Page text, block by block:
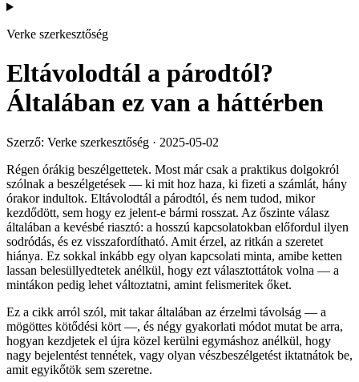
Verke szerkesztőség
Eltávolodtál a párodtól?
Általában ez van a háttérben
Szerző: Verke szerkesztőség · 2025-05-02
Régen órákig beszélgettetek. Most már csak a praktikus dolgokról
szólnak a beszélgetések — ki mit hoz haza, ki fizeti a számlát, hány
órakor indultok. Eltávolodtál a párodtól, és nem tudod, mikor
kezdődött, sem hogy ez jelent-e bármi rosszat. Az őszinte válasz
általában a kevésbé riasztó: a hosszú kapcsolatokban előfordul ilyen
sodródás, és ez visszafordítható. Amit érzel, az ritkán a szeretet
hiánya. Ez sokkal inkább egy olyan kapcsolati minta, amibe ketten
lassan belesüllyedtetek anélkül, hogy ezt választottátok volna — a
mintákon pedig lehet változtatni, amint felismeritek őket.
Ez a cikk arról szól, mit takar általában az érzelmi távolság — a
mögöttes kötődési kört —, és négy gyakorlati módot mutat be arra,
hogyan kezdjetek el újra közel kerülni egymáshoz anélkül, hogy
nagy bejelentést tennétek, vagy olyan vészbeszélgetést iktatnátok be,
amit egyikőtök sem szeretne.